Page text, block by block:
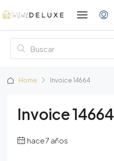
Home Invoice 14664
Invoice 14664
hace 7 años